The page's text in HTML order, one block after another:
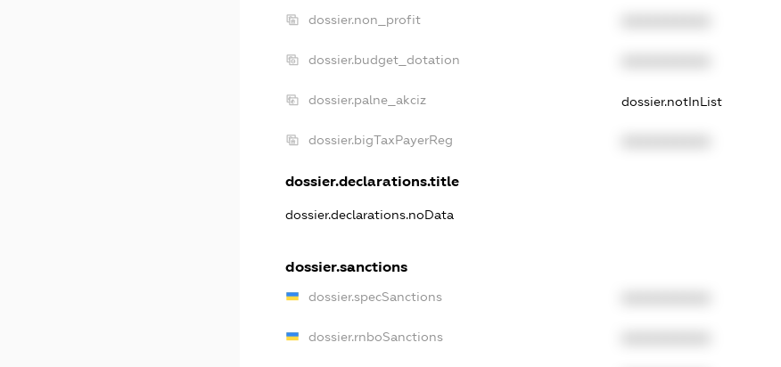
dossier.non_profit
dossier.budget_dotation
dossier.palne_akciz dossier.notInList
dossier.bigTaxPayerReg
dossier.declarations.title
dossier.declarations.noData
dossier.sanctions
dossier.specSanctions
dossier.rnboSanctions